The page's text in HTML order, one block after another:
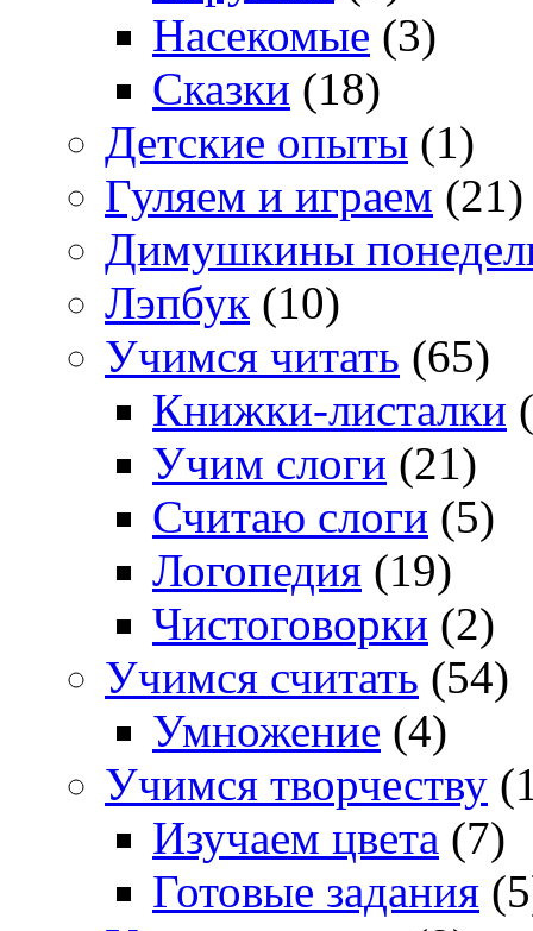
Насекомые (3)
Сказки (18)
Детские опыты (1)
Гуляем и играем (21)
Димушкины
Лэпбук (10)
Учимся читать (65)
Книжки-листалки
Учим слоги (21)
Считаю слоги (5)
Логопедия (19)
Чистоговорки (2)
Учимся считать (54)
Умножение (4)
Учимся творчеству
Изучаем цвета (7)
Готовые задания